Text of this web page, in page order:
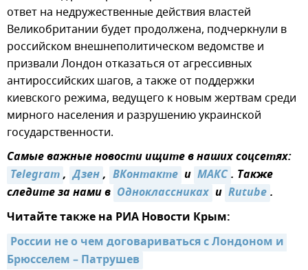
ответ на недружественные действия властей
Великобритании будет продолжена, подчеркнули в
российском внешнеполитическом ведомстве и
призвали Лондон отказаться от агрессивных
антироссийских шагов, а также от поддержки
киевского режима, ведущего к новым жертвам среди
мирного населения и разрушению украинской
государственности.
Самые важные новости ищите в наших соцсетях:
Telegram, Дзен, ВКонтакте и MAКС. Также
следите за нами в Одноклассниках и Rutube.
Читайте также на РИА Новости Крым:
России не о чем договариваться с Лондоном и
Брюсселем – Патрушев